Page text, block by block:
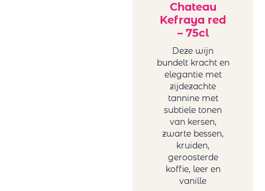
Chateau
Kefraya red
– 75cl
Deze wijn
bundelt kracht en
elegantie met
zijdezachte
tannine met
subtiele tonen
van kersen,
zwarte bessen,
kruiden,
geroosterde
koffie, leer en
vanille